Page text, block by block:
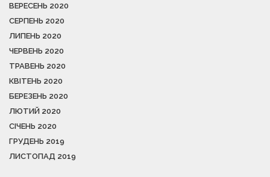
ВЕРЕСЕНЬ 2020
СЕРПЕНЬ 2020
ЛИПЕНЬ 2020
ЧЕРВЕНЬ 2020
ТРАВЕНЬ 2020
КВІТЕНЬ 2020
БЕРЕЗЕНЬ 2020
ЛЮТИЙ 2020
СІЧЕНЬ 2020
ГРУДЕНЬ 2019
ЛИСТОПАД 2019